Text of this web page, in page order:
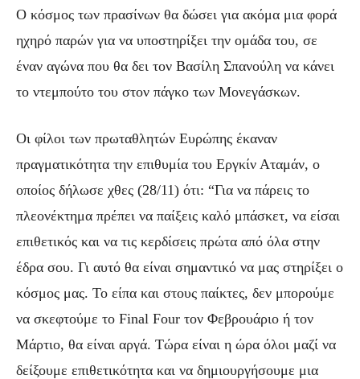
Ο κόσμος των πρασίνων θα δώσει για ακόμα μια φορά
ηχηρό παρών για να υποστηρίξει την ομάδα του, σε
έναν αγώνα που θα δει τον Βασίλη Σπανούλη να κάνει
το ντεμπούτο του στον πάγκο των Μονεγάσκων.
Οι φίλοι των πρωταθλητών Ευρώπης έκαναν
πραγματικότητα την επιθυμία του Εργκίν Αταμάν, ο
οποίος δήλωσε χθες (28/11) ότι: “Για να πάρεις το
πλεονέκτημα πρέπει να παίξεις καλό μπάσκετ, να είσαι
επιθετικός και να τις κερδίσεις πρώτα από όλα στην
έδρα σου. Γι αυτό θα είναι σημαντικό να μας στηρίξει ο
κόσμος μας. Το είπα και στους παίκτες, δεν μπορούμε
να σκεφτούμε το Final Four τον Φεβρουάριο ή τον
Μάρτιο, θα είναι αργά. Τώρα είναι η ώρα όλοι μαζί να
δείξουμε επιθετικότητα και να δημιουργήσουμε μια